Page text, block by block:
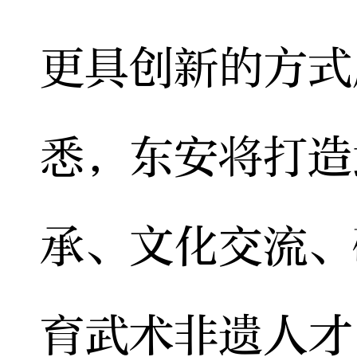
更具创新的方
悉，东安将打
承、文化交流
育武术非遗人